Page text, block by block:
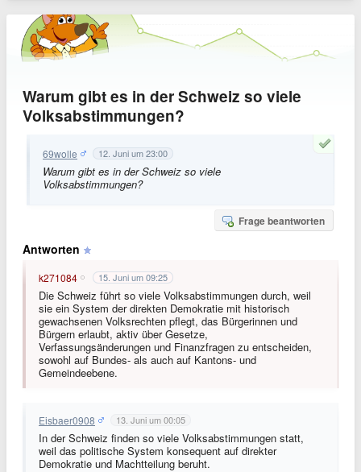
Warum gibt es in der Schweiz so viele
Volksabstimmungen?
69wolle 12. Juni um 23:00
Warum gibt es in der Schweiz so viele
Volksabstimmungen?
Frage beantworten
Antworten
k271084 15. Juni um 09:25
Die Schweiz führt so viele Volksabstimmungen durch, weil
sie ein System der direkten Demokratie mit historisch
gewachsenen Volksrechten pflegt, das Bürgerinnen und
Bürgern erlaubt, aktiv über Gesetze,
Verfassungsänderungen und Finanzfragen zu entscheiden,
sowohl auf Bundes- als auch auf Kantons- und
Gemeindeebene.
Eisbaer0908 13. Juni um 00:05
In der Schweiz finden so viele Volksabstimmungen statt,
weil das politische System konsequent auf direkter
Demokratie und Machtteilung beruht.